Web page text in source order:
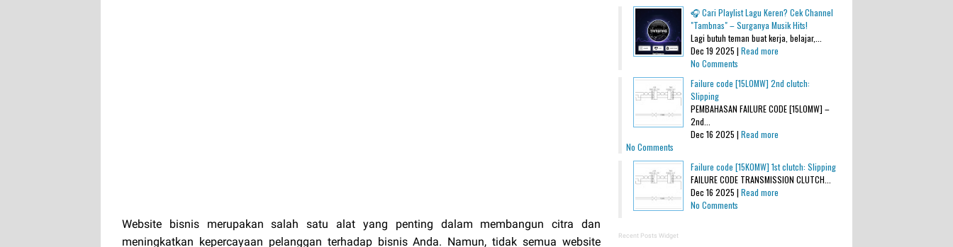
Website bisnis merupakan salah satu alat yang penting dalam membangun citra dan
meningkatkan kepercayaan pelanggan terhadap bisnis Anda. Namun, tidak semua website
🎧 Cari Playlist Lagu Keren? Cek Channel
"Tambnas" – Surganya Musik Hits!
Lagi butuh teman buat kerja, belajar,...
Dec 19 2025 | Read more
No Comments
Failure code [15L0MW] 2nd clutch:
Slipping
PEMBAHASAN FAILURE CODE [15L0MW] –
2nd...
Dec 16 2025 | Read more
No Comments
Failure code [15K0MW] 1st clutch: Slipping
FAILURE CODE TRANSMISSION CLUTCH...
Dec 16 2025 | Read more
No Comments
Recent Posts Widget